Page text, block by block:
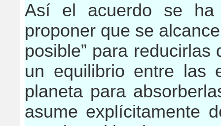
Así el acuerdo se ha
proponer que se
posible” para
un equilibrio entre las
planeta para
asume explícitamente